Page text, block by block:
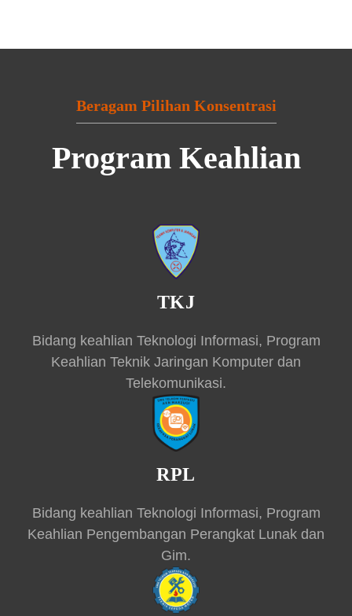
Beragam Pilihan Konsentrasi
Program Keahlian
TKJ
Bidang keahlian Teknologi Informasi, Program
Keahlian Teknik Jaringan Komputer dan
Telekomunikasi.
RPL
Bidang keahlian Teknologi Informasi, Program
Keahlian Pengembangan Perangkat Lunak dan
Gim.